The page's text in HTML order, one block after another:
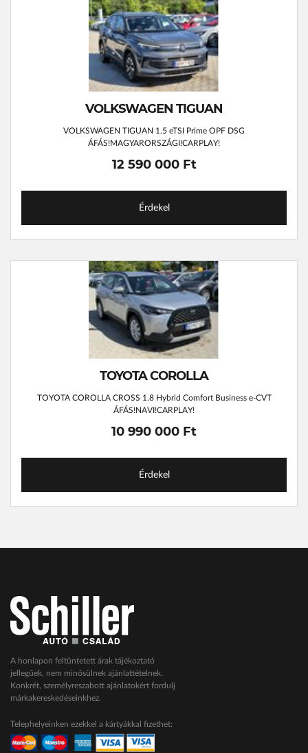
VOLKSWAGEN TIGUAN
VOLKSWAGEN TIGUAN 1.5 eTSI Prime OPF DSG
ÁFÁS!MAGYARORSZÁGI!CARPLAY!
12 590 000 Ft
Érdekel
TOYOTA COROLLA
TOYOTA COROLLA CROSS 1.8 Hybrid Comfort Business e-CVT
ÁFÁS!NAVI!CARPLAY!
10 990 000 Ft
Érdekel
A honlapon feltüntetett árak tájékoztató
jellegűek, nem minősülnek ajánlattételnek.
Konkrét, személyreszabott ajánlatokért fordulj
márkakereskedéseinkhez.
Telephelyeinken ezekkel a kártyákkal fizethet: